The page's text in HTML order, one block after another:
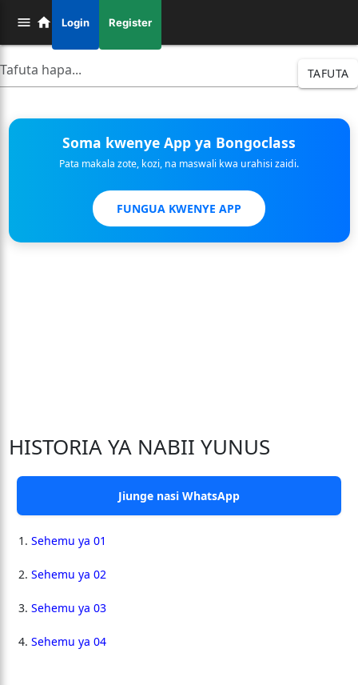
Login Register
TAFUTA
Soma kwenye App ya Bongoclass
Pata makala zote, kozi, na maswali kwa urahisi zaidi.
FUNGUA KWENYE APP
HISTORIA YA NABII YUNUS
Jiunge nasi WhatsApp
Sehemu ya 01
Sehemu ya 02
Sehemu ya 03
Sehemu ya 04